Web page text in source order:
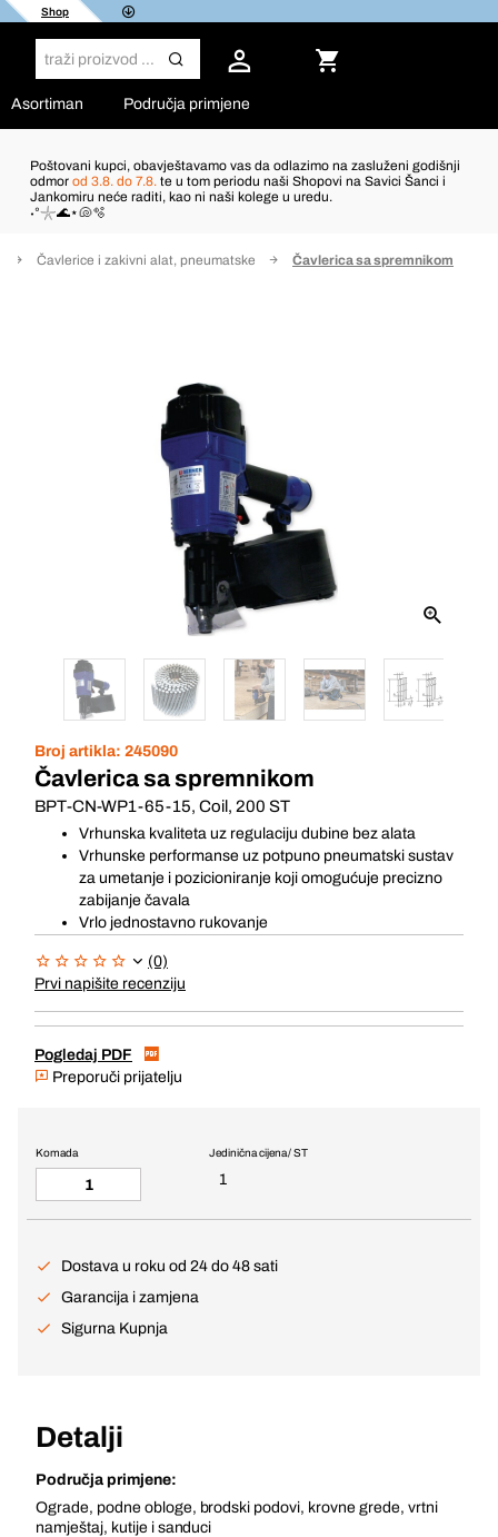
Shop
Asortiman Područja primjene
Poštovani kupci, obavještavamo vas da odlazimo na zasluženi godišnji
odmor od 3.8. do 7.8. te u tom periodu naši Shopovi na Savici Šanci i
Jankomiru neće raditi, kao ni naši kolege u uredu.
˖°𓇼🌊⋆🐚🫧
Čavlerice i zakivni alat, pneumatske Čavlerica sa spremnikom
Broj artikla: 245090
Čavlerica sa spremnikom
BPT-CN-WP1-65-15, Coil, 200 ST
Vrhunska kvaliteta uz regulaciju dubine bez alata
Vrhunske performanse uz potpuno pneumatski sustav
za umetanje i pozicioniranje koji omogućuje precizno
zabijanje čavala
Vrlo jednostavno rukovanje
(0)
Prvi napišite recenziju
Pogledaj PDF
Preporuči prijatelju
Jedinična cijena / ST
1
Komada
Dostava u roku od 24 do 48 sati
Garancija i zamjena
Sigurna Kupnja
Detalji
Područja primjene:
Ograde, podne obloge, brodski podovi, krovne grede, vrtni
namještaj, kutije i sanduci